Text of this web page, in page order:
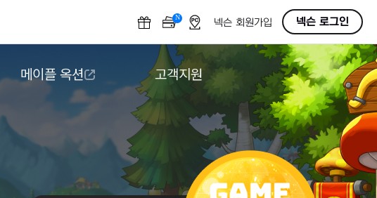
N OFF넥슨 회원가입 넥슨 로그인
메이플 옥션 고객지원
도움말/1:1문의
버그악용/불법프로그램 신고
게임 접근성